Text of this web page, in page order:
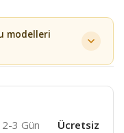
modelleri
2-3 Gün Ücretsiz